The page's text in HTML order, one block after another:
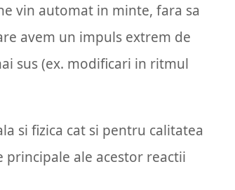
vin automat in minte, fara sa
avem un impuls extrem de
sus (ex. modificari in ritmul
si fizica cat si pentru calitatea
principale ale acestor reactii